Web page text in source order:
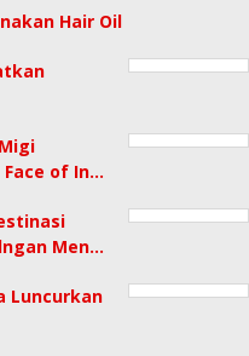
Hair Oil
Face of In…
Men…
Luncurkan